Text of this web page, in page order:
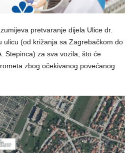
pretvaranje dijela Ulice dr.
ulicu (od križanja sa Zagrebačkom do
Stepinca) za sva vozila, što će
zbog očekivanog povećanog